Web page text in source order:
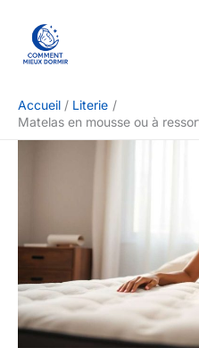
contenu
Accueil
Literie
Matelas en mousse ou à